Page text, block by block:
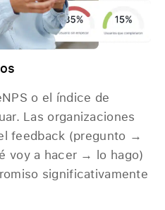
o el índice de
Las organizaciones
feedback (pregunto →
voy a hacer → lo hago)
significativamente